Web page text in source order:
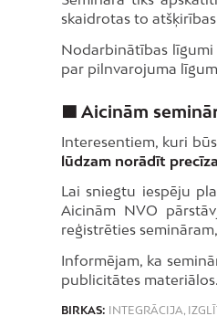
skaidrotas to
Nodarbinātības
par pilnvarojuma
🟪 Aicinām
Interesentiem, kuri
lūdzam norādīt
Lai sniegtu iespēju
Aicinām NVO
reģistrēties
Informējam, ka
publicitātes
BIRKAS: INTEGRĀCIJA,